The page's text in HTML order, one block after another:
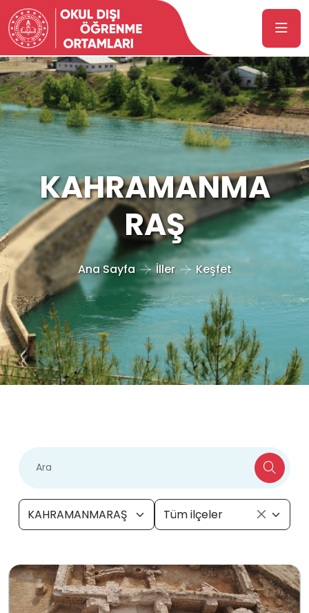
KAHRAMANMA
RAŞ
Ana Sayfa İller Keşfet
KAHRAMANMARAŞ Tüm ilçeler